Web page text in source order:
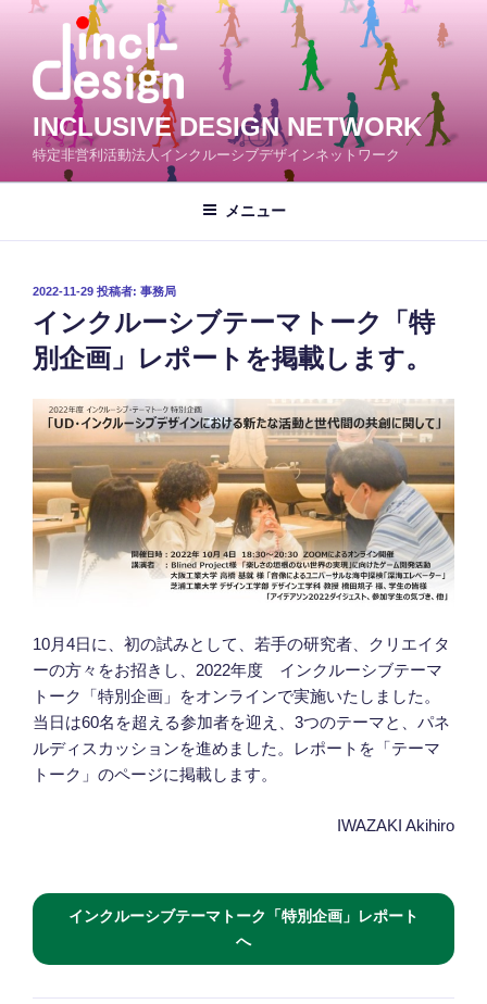
プ
INCLUSIVE DESIGN NETWORK
特定非営利活動法人インクルーシブデザインネットワーク
メニュー
投
日:
2022-11-29 投稿者: 事務局
インクルーシブテーマトーク「特
別企画」レポートを掲載します。
10月4日に、初の試みとして、若手の研究者、クリエイタ
ーの方々をお招きし、2022年度 インクルーシブテーマ
トーク「特別企画」をオンラインで実施いたしました。
当日は60名を超える参加者を迎え、3つのテーマと、パネ
ルディスカッションを進めました。レポートを「テーマ
トーク」のページに掲載します。
IWAZAKI Akihiro
インクルーシブテーマトーク「特別企画」レポート
へ